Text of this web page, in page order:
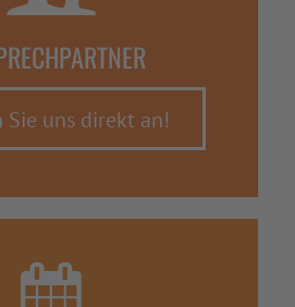
Sie uns direkt an!